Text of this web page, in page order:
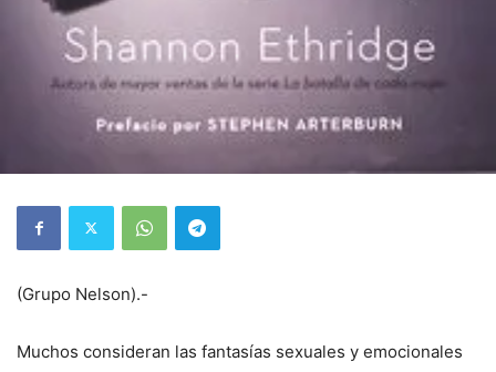
(Grupo Nelson).-
Muchos consideran las fantasías sexuales y emocionales